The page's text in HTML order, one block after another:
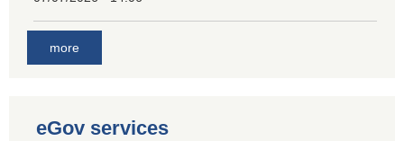
more
eGov services